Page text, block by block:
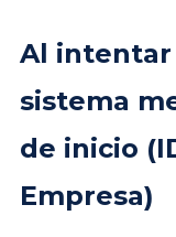
Al intentar
sistema
de inicio
Empresa)